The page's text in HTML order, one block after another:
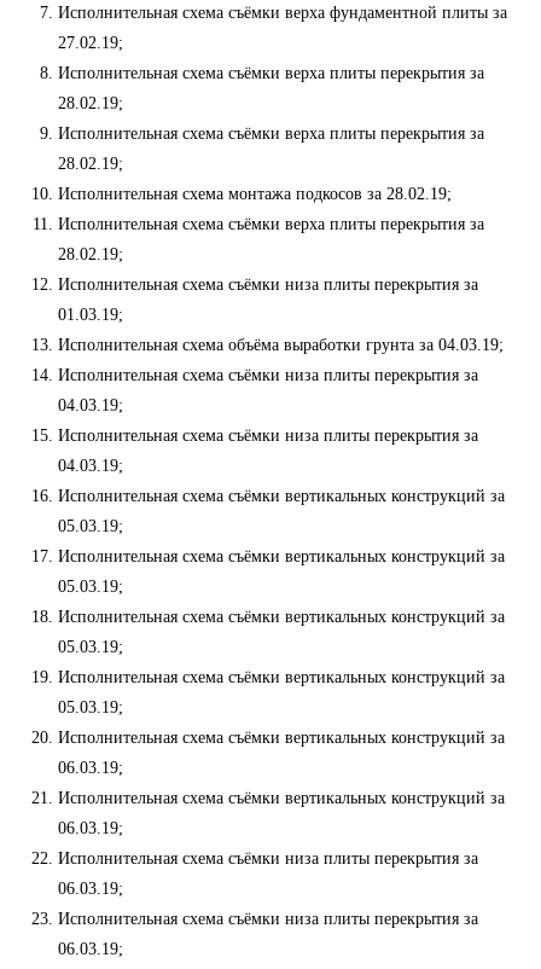
Исполнительная схема съёмки верха фундаментной плиты за
27.02.19;
Исполнительная схема съёмки верха плиты перекрытия за
28.02.19;
Исполнительная схема съёмки верха плиты перекрытия за
28.02.19;
Исполнительная схема монтажа подкосов за 28.02.19;
Исполнительная схема съёмки верха плиты перекрытия за
28.02.19;
Исполнительная схема съёмки низа плиты перекрытия за
01.03.19;
Исполнительная схема объёма выработки грунта за 04.03.19;
Исполнительная схема съёмки низа плиты перекрытия за
04.03.19;
Исполнительная схема съёмки низа плиты перекрытия за
04.03.19;
Исполнительная схема съёмки вертикальных конструкций за
05.03.19;
Исполнительная схема съёмки вертикальных конструкций за
05.03.19;
Исполнительная схема съёмки вертикальных конструкций за
05.03.19;
Исполнительная схема съёмки вертикальных конструкций за
05.03.19;
Исполнительная схема съёмки вертикальных конструкций за
06.03.19;
Исполнительная схема съёмки вертикальных конструкций за
06.03.19;
Исполнительная схема съёмки низа плиты перекрытия за
06.03.19;
Исполнительная схема съёмки низа плиты перекрытия за
06.03.19;